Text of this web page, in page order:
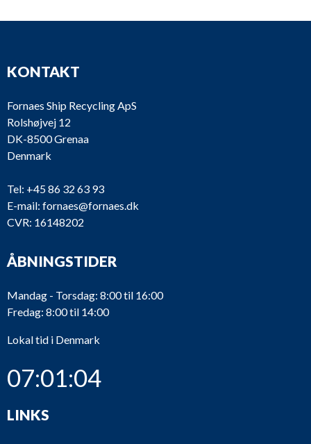
KONTAKT
Fornaes Ship Recycling ApS
Rolshøjvej 12
DK-8500 Grenaa
Denmark
Tel: +45 86 32 63 93
E-mail: fornaes@fornaes.dk
CVR: 16148202
ÅBNINGSTIDER
Mandag - Torsdag: 8:00 til 16:00
Fredag: 8:00 til 14:00
Lokal tid i Denmark
07:01:04
LINKS